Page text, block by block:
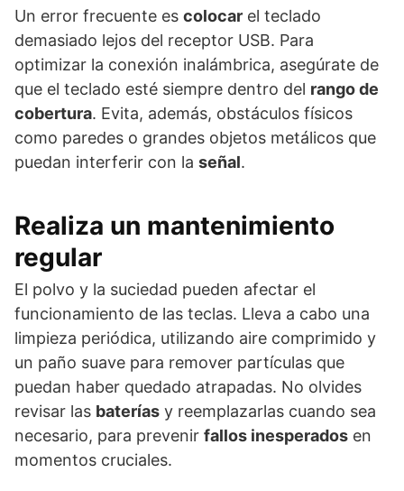
Un error frecuente es colocar el teclado
demasiado lejos del receptor USB. Para
optimizar la conexión inalámbrica, asegúrate de
que el teclado esté siempre dentro del rango de
cobertura. Evita, además, obstáculos físicos
como paredes o grandes objetos metálicos que
puedan interferir con la señal.
Realiza un mantenimiento
regular
El polvo y la suciedad pueden afectar el
funcionamiento de las teclas. Lleva a cabo una
limpieza periódica, utilizando aire comprimido y
un paño suave para remover partículas que
puedan haber quedado atrapadas. No olvides
revisar las baterías y reemplazarlas cuando sea
necesario, para prevenir fallos inesperados en
momentos cruciales.